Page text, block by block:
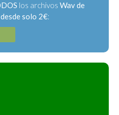
los archivos Wav de
desde solo 2€: